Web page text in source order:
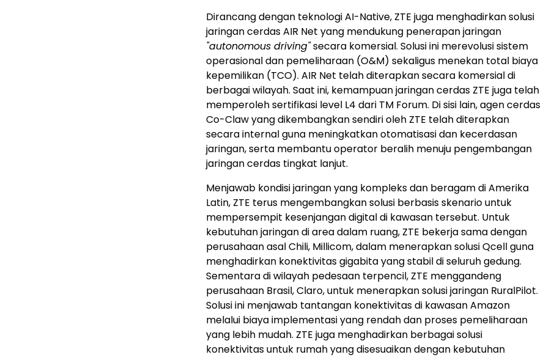
Dirancang dengan teknologi AI-Native, ZTE juga menghadirkan solusi
jaringan cerdas AIR Net yang mendukung penerapan jaringan
"autonomous driving"secara komersial. Solusi ini merevolusi sistem
operasional dan pemeliharaan (O&M) sekaligus menekan total biaya
kepemilikan (TCO). AIR Net telah diterapkan secara komersial di
berbagai wilayah. Saat ini, kemampuan jaringan cerdas ZTE juga telah
memperoleh sertifikasi level L4 dari TM Forum. Di sisi lain, agen cerdas
Co-Claw yang dikembangkan sendiri oleh ZTE telah diterapkan
secara internal guna meningkatkan otomatisasi dan kecerdasan
jaringan, serta membantu operator beralih menuju pengembangan
jaringan cerdas tingkat lanjut.
Menjawab kondisi jaringan yang kompleks dan beragam di Amerika
Latin, ZTE terus mengembangkan solusi berbasis skenario untuk
mempersempit kesenjangan digital di kawasan tersebut. Untuk
kebutuhan jaringan di area dalam ruang, ZTE bekerja sama dengan
perusahaan asal Chili, Millicom, dalam menerapkan solusi Qcell guna
menghadirkan konektivitas gigabita yang stabil di seluruh gedung.
Sementara di wilayah pedesaan terpencil, ZTE menggandeng
perusahaan Brasil, Claro, untuk menerapkan solusi jaringan RuralPilot.
Solusi ini menjawab tantangan konektivitas di kawasan Amazon
melalui biaya implementasi yang rendah dan proses pemeliharaan
yang lebih mudah. ZTE juga menghadirkan berbagai solusi
konektivitas untuk rumah yang disesuaikan dengan kebutuhan